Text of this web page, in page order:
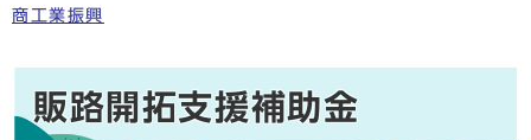
商工業振興
販路開拓支援補助金